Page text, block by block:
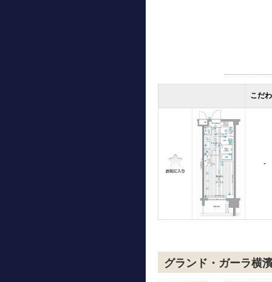
こだ
-
グランド・ガーラ横